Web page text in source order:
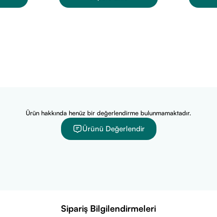
Ürün hakkında henüz bir değerlendirme bulunmamaktadır.
Ürünü Değerlendir
Sipariş Bilgilendirmeleri